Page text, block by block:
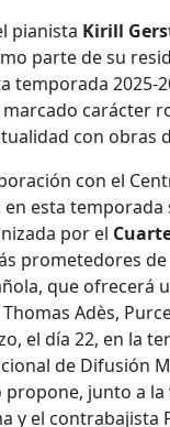
pianista Kirill
parte de su
temporada 2025-
carácter
con obras
con el
esta temporada
por el
prometedores de
que ofrecerá
Adès,
el día 22, en la
de Difusión
propone, junto a la
y el contrabajista